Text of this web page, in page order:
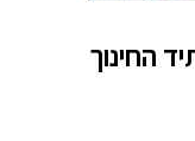
החינוך